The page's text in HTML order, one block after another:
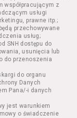
do
w części
Biletów na
lub
dla danego
współpracującym z
usługi
prawne itp.;
przechowywane
usług;
SNH dostępu do
usunięcia lub
do przenoszenia
do organu
Danych
Pana/-i danych
jest warunkiem
o świadczenie